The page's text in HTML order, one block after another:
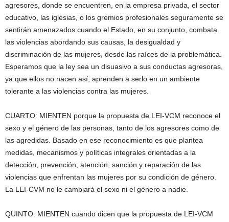
agresores, donde se encuentren, en la empresa privada, el sector
educativo, las iglesias, o los gremios profesionales seguramente se
sentirán amenazados cuando el Estado, en su conjunto, combata
las violencias abordando sus causas, la desigualdad y
discriminación de las mujeres, desde las raíces de la problemática.
Esperamos que la ley sea un disuasivo a sus conductas agresoras,
ya que ellos no nacen así, aprenden a serlo en un ambiente
tolerante a las violencias contra las mujeres.
CUARTO: MIENTEN porque la propuesta de LEI-VCM reconoce el
sexo y el género de las personas, tanto de los agresores como de
las agredidas. Basado en ese reconocimiento es que plantea
medidas, mecanismos y políticas integrales orientadas a la
detección, prevención, atención, sanción y reparación de las
violencias que enfrentan las mujeres por su condición de género.
La LEI-CVM no le cambiará el sexo ni el género a nadie.
QUINTO: MIENTEN cuando dicen que la propuesta de LEI-VCM